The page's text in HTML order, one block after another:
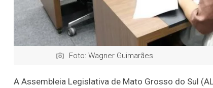
Foto: Wagner Guimarães
A Assembleia Legislativa de Mato Grosso do Sul